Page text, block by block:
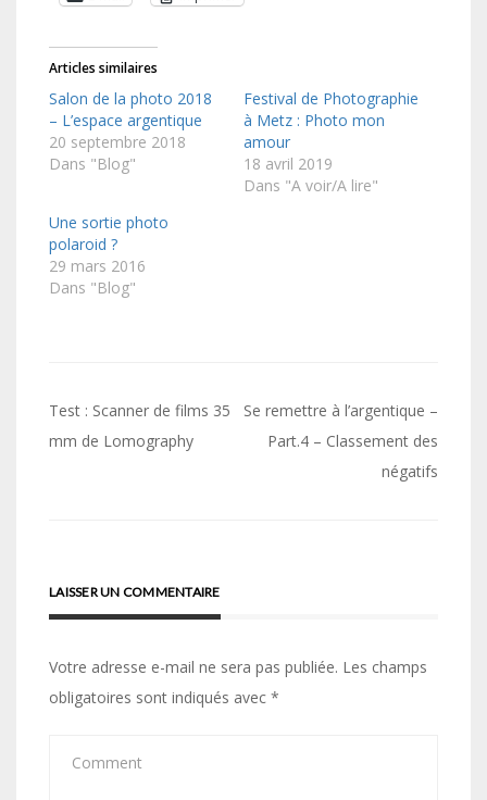
Articles similaires
Salon de la photo 2018
– L’espace argentique
20 septembre 2018
Dans "Blog"
Festival de Photographie
à Metz : Photo mon
amour
18 avril 2019
Dans "A voir/A lire"
Une sortie photo
polaroid ?
29 mars 2016
Dans "Blog"
Navigation
de
Test : Scanner de films 35
mm de Lomography
Se remettre à l’argentique –
Part.4 – Classement des
négatifs
LAISSER UN COMMENTAIRE
Votre adresse e-mail ne sera pas publiée. Les champs
obligatoires sont indiqués avec *